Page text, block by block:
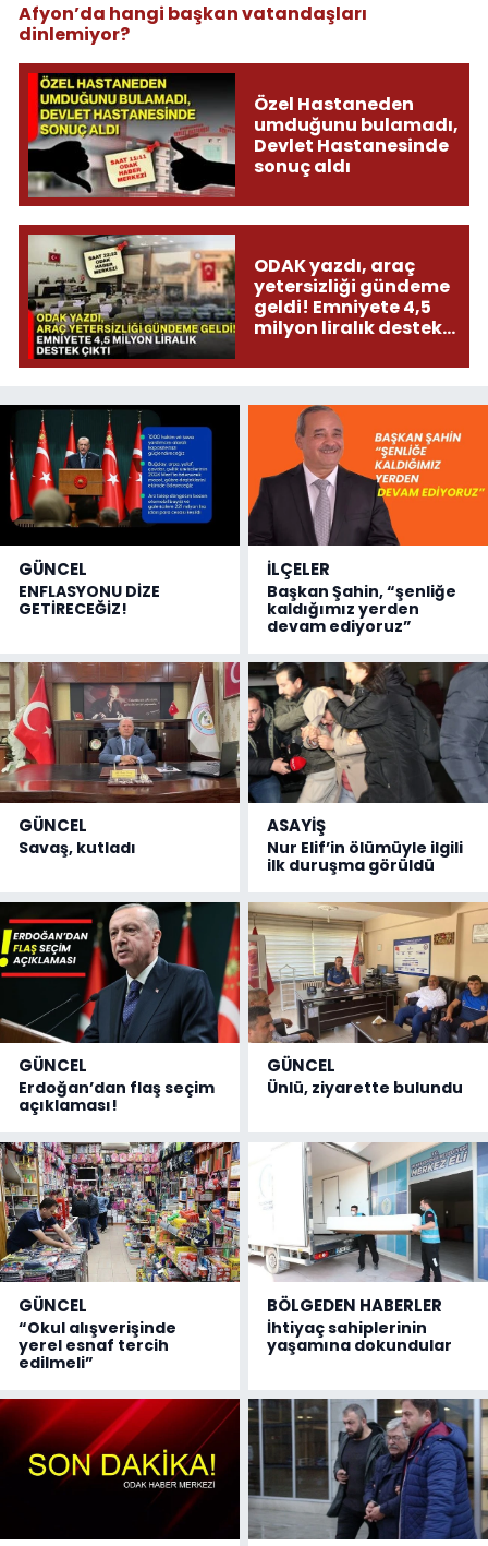
Afyon’da hangi başkan vatandaşları
dinlemiyor?
Özel Hastaneden
umduğunu bulamadı,
Devlet Hastanesinde
sonuç aldı
ODAK yazdı, araç
yetersizliği gündeme
geldi! Emniyete 4,5
milyon liralık destek
GÜNCEL
ENFLASYONU DİZE
GETİRECEĞİZ!
İLÇELER
Başkan Şahin, “şenliğe
kaldığımız yerden
devam ediyoruz”
GÜNCEL
Savaş, kutladı
ASAYİŞ
Nur Elif’in ölümüyle ilgili
ilk duruşma görüldü
GÜNCEL
Erdoğan’dan flaş seçim
açıklaması!
GÜNCEL
Ünlü, ziyarette bulundu
GÜNCEL
“Okul alışverişinde
yerel esnaf tercih
edilmeli”
BÖLGEDEN HABERLER
İhtiyaç sahiplerinin
yaşamına dokundular